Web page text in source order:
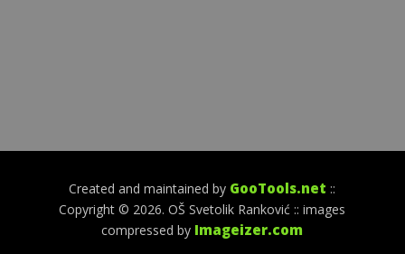
Created and maintained by GooTools.net ::
Copyright © 2026. OŠ Svetolik Ranković :: images
compressed by Imageizer.com